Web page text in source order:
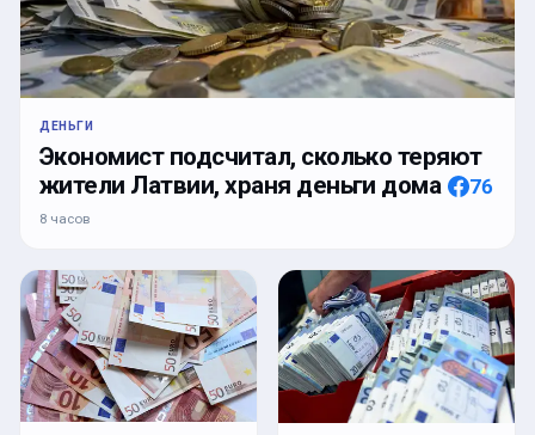
ДЕНЬГИ
Экономист подсчитал, сколько теряют
жители Латвии, храня деньги дома
76
8 часов